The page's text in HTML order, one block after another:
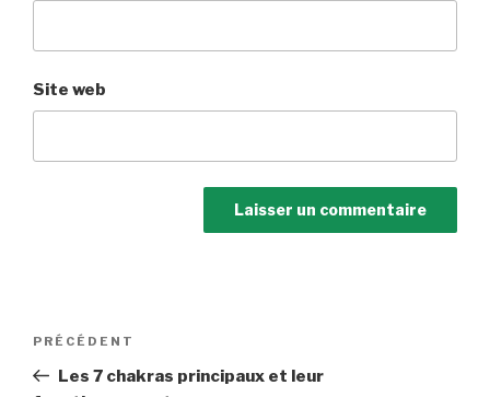
Site web
Navigation
l’article
Article
précédent
PRÉCÉDENT
Les 7 chakras principaux et leur